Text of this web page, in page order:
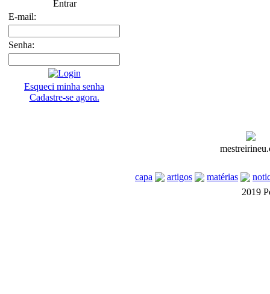
Entrar
E-mail:
Senha:
Esqueci minha senha
Cadastre-se agora.
capa artigos matérias
2019